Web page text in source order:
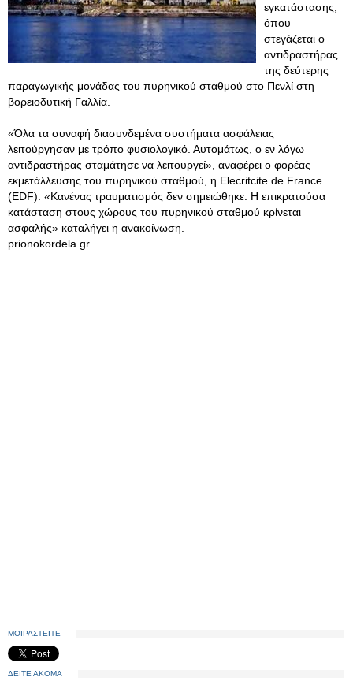
εγκατάστασης,
όπου
στεγάζεται ο
αντιδραστήρας
της δεύτερης
παραγωγικής μονάδας του πυρηνικού σταθμού στο Πενλί στη
βορειοδυτική Γαλλία.
«Όλα τα συναφή διασυνδεμένα συστήματα ασφάλειας
λειτούργησαν με τρόπο φυσιολογικό. Αυτομάτως, ο εν λόγω
αντιδραστήρας σταμάτησε να λειτουργεί», αναφέρει ο φορέας
εκμετάλλευσης του πυρηνικού σταθμού, η Elecritcite de France
(EDF). «Κανένας τραυματισμός δεν σημειώθηκε. Η επικρατούσα
κατάσταση στους χώρους του πυρηνικού σταθμού κρίνεται
ασφαλής» καταλήγει η ανακοίνωση.
prionokordela.gr
ΜΟΙΡΑΣΤΕΙΤΕ
ΔΕΙΤΕ ΑΚΟΜΑ